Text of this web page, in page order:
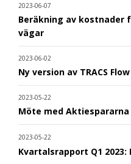
2023-06-07
Beräkning av kostnader
vägar
2023-06-02
Ny version av TRACS Flow
2023-05-22
Möte med Aktiespararna
2023-05-22
Kvartalsrapport Q1